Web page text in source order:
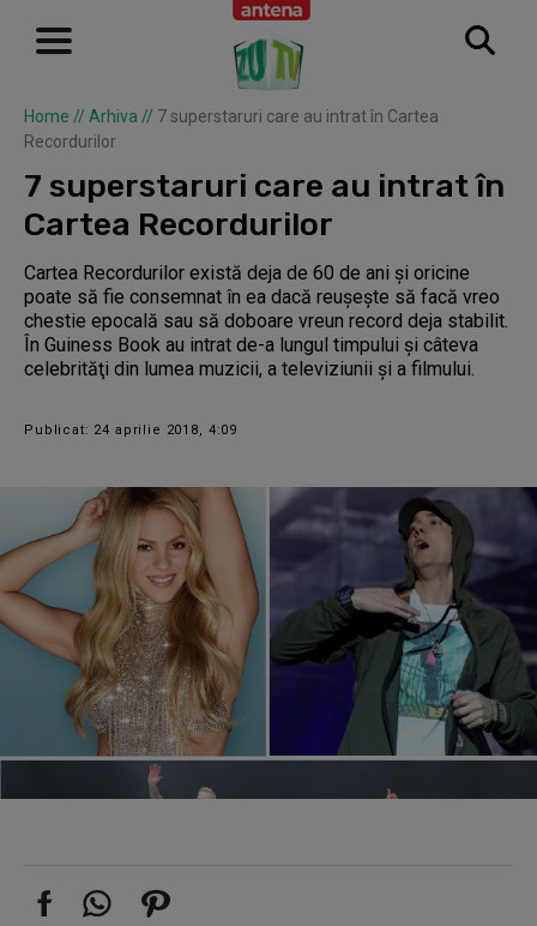
Home // Arhiva // 7 superstaruri care au intrat în Cartea
Recordurilor
7 superstaruri care au intrat în
Cartea Recordurilor
Cartea Recordurilor există deja de 60 de ani şi oricine
poate să fie consemnat în ea dacă reuşeşte să facă vreo
chestie epocală sau să doboare vreun record deja stabilit.
În Guiness Book au intrat de-a lungul timpului şi câteva
celebrităţi din lumea muzicii, a televiziunii şi a filmului.
Publicat: 24 aprilie 2018, 4:09